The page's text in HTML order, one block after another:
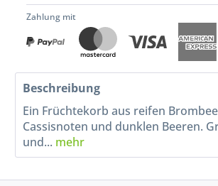
Zahlung mit
Beschreibung
Ein Früchtekorb aus reifen
Cassisnoten und dunklen Beeren.
und... mehr